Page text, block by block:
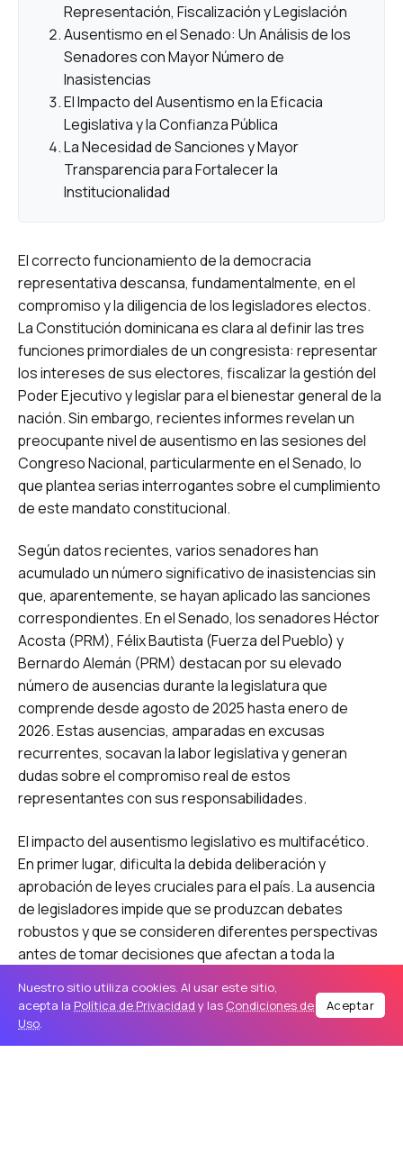
Representación, Fiscalización y Legislación
Ausentismo en el Senado: Un Análisis de los
Senadores con Mayor Número de
Inasistencias
El Impacto del Ausentismo en la Eficacia
Legislativa y la Confianza Pública
La Necesidad de Sanciones y Mayor
Transparencia para Fortalecer la
Institucionalidad
El correcto funcionamiento de la democracia
representativa descansa, fundamentalmente, en el
compromiso y la diligencia de los legisladores electos.
La Constitución dominicana es clara al definir las tres
funciones primordiales de un congresista: representar
los intereses de sus electores, fiscalizar la gestión del
Poder Ejecutivo y legislar para el bienestar general de la
nación. Sin embargo, recientes informes revelan un
preocupante nivel de ausentismo en las sesiones del
Congreso Nacional, particularmente en el Senado, lo
que plantea serias interrogantes sobre el cumplimiento
de este mandato constitucional.
Según datos recientes, varios senadores han
acumulado un número significativo de inasistencias sin
que, aparentemente, se hayan aplicado las sanciones
correspondientes. En el Senado, los senadores Héctor
Acosta (PRM), Félix Bautista (Fuerza del Pueblo) y
Bernardo Alemán (PRM) destacan por su elevado
número de ausencias durante la legislatura que
comprende desde agosto de 2025 hasta enero de
2026. Estas ausencias, amparadas en excusas
recurrentes, socavan la labor legislativa y generan
dudas sobre el compromiso real de estos
representantes con sus responsabilidades.
El impacto del ausentismo legislativo es multifacético.
En primer lugar, dificulta la debida deliberación y
aprobación de leyes cruciales para el país. La ausencia
de legisladores impide que se produzcan debates
robustos y que se consideren diferentes perspectivas
antes de tomar decisiones que afectan a toda la
pública en las instituciones democráticas. Cuando los
ciudadanos perciben que sus representantes no
cumplen con su deber, se genera un sentimiento de
Nuestro sitio utiliza cookies. Al usar este sitio,
acepta la Política de Privacidad y las Condiciones de
Uso.
Aceptar